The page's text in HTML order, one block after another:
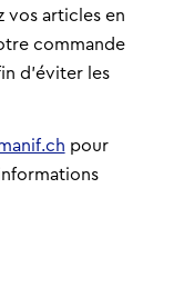
vos articles en
commande
d’éviter les
pour